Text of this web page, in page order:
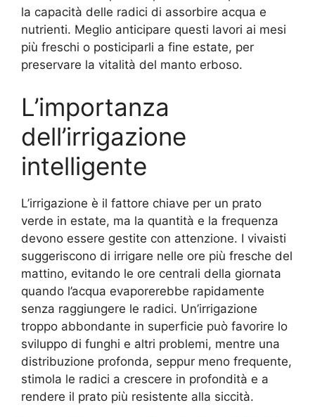
la capacità delle radici di assorbire acqua e
nutrienti. Meglio anticipare questi lavori ai mesi
più freschi o posticiparli a fine estate, per
preservare la vitalità del manto erboso.
L’importanza
dell’irrigazione
intelligente
L’irrigazione è il fattore chiave per un prato
verde in estate, ma la quantità e la frequenza
devono essere gestite con attenzione. I vivaisti
suggeriscono di irrigare nelle ore più fresche del
mattino, evitando le ore centrali della giornata
quando l’acqua evaporerebbe rapidamente
senza raggiungere le radici. Un’irrigazione
troppo abbondante in superficie può favorire lo
sviluppo di funghi e altri problemi, mentre una
distribuzione profonda, seppur meno frequente,
stimola le radici a crescere in profondità e a
rendere il prato più resistente alla siccità.